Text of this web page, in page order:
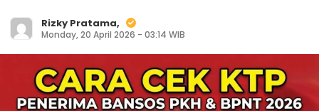
Rizky Pratama,
Monday, 20 April 2026 - 03:14 WIB